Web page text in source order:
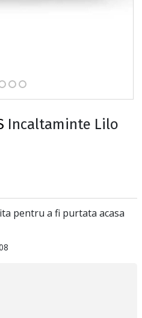
Incaltaminte Lilo
pentru a fi purtata acasa